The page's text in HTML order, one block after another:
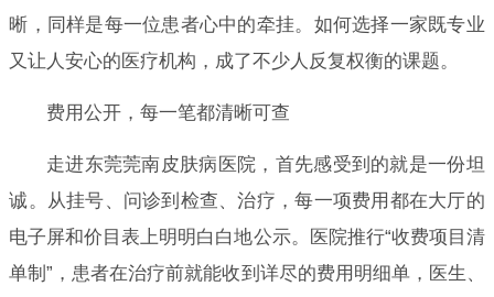
晰，同样是每一位患者心中的牵挂。如何选择一家既专业
又让人安心的医疗机构，成了不少人反复权衡的课题。
费用公开，每一笔都清晰可查
走进东莞莞南皮肤病医院，首先感受到的就是一份坦
诚。从挂号、问诊到检查、治疗，每一项费用都在大厅的
电子屏和价目表上明明白白地公示。医院推行“收费项目清
单制”，患者在治疗前就能收到详尽的费用明细单，医生、